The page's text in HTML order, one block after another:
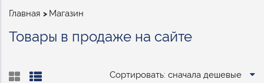
Строка
Главная Магазин
Товары в продаже на сайте
Сортировать: сначала дешевые